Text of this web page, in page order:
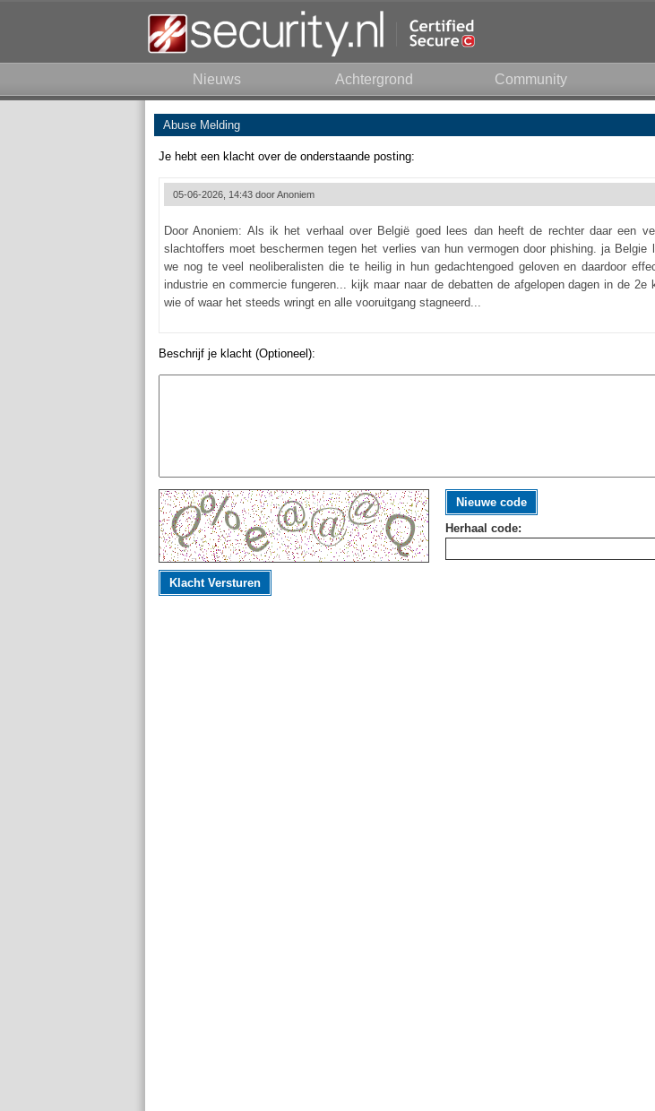
Nieuws Achtergrond Community
Abuse Melding
Je hebt een klacht over de onderstaande posting:
05-06-2026, 14:43 doorAnoniem
Door Anoniem: Als ik het verhaal over België goed lees dan heeft de rechter daar een
slachtoffers moet beschermen tegen het verlies van hun vermogen door phishing. ja Belgie
we nog te veel neoliberalisten die te heilig in hun gedachtengoed geloven en daardoor
industrie en commercie fungeren... kijk maar naar de debatten de afgelopen dagen in de
wie of waar het steeds wringt en alle vooruitgang stagneerd...
Beschrijf je klacht (Optioneel):
Nieuwe code
Herhaal code:
Klacht Versturen